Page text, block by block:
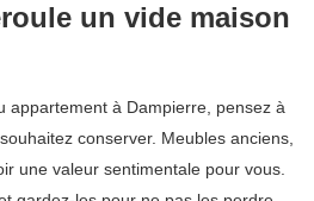
un vide maison
appartement à Dampierre, pensez à
conserver. Meubles anciens,
une valeur sentimentale pour vous.